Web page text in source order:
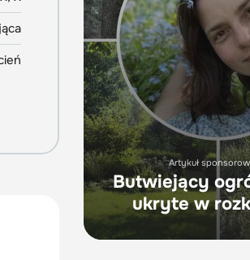
Artykuł
Butwiejący
ukryte w